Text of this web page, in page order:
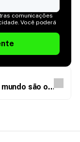
comunicações
Você poderá
são os